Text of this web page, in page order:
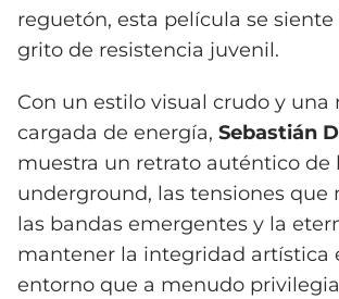
reguetón, esta película se
grito de resistencia juvenil.
Con un estilo visual crudo y una
cargada de energía, Sebastián
muestra un retrato auténtico de
underground, las tensiones que
las bandas emergentes y la
mantener la integridad artística
entorno que a menudo